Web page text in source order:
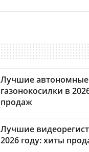
Лучшие автономные
газонокосилки в
продаж
Лучшие
2026 году: хиты